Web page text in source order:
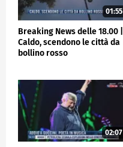
01:55
Breaking News delle 18.00 |
Caldo, scendono le città da
bollino rosso
02:07